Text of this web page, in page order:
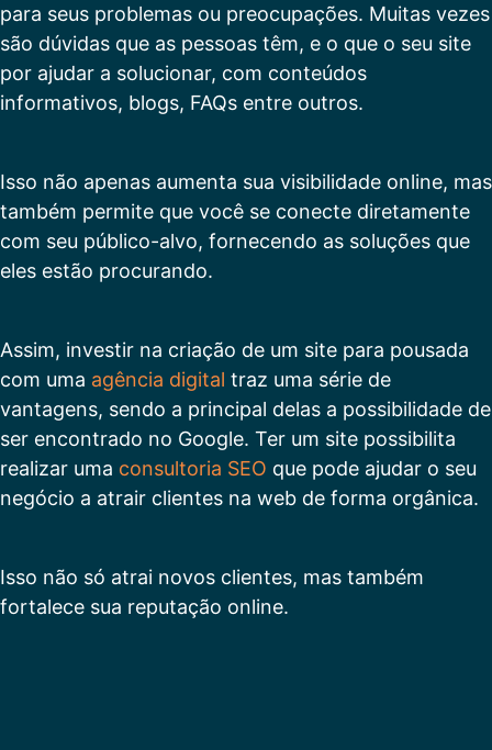
para seus problemas ou preocupações. Muitas vezes
são dúvidas que as pessoas têm, e o que o seu site
por ajudar a solucionar, com conteúdos
informativos, blogs, FAQs entre outros.
Isso não apenas aumenta sua visibilidade online, mas
também permite que você se conecte diretamente
com seu público-alvo, fornecendo as soluções que
eles estão procurando.
Assim, investir na criação de um site para pousada
com uma agência digital traz uma série de
vantagens, sendo a principal delas a possibilidade de
ser encontrado no Google. Ter um site possibilita
realizar uma consultoria SEO que pode ajudar o seu
negócio a atrair clientes na web de forma orgânica.
Isso não só atrai novos clientes, mas também
fortalece sua reputação online.